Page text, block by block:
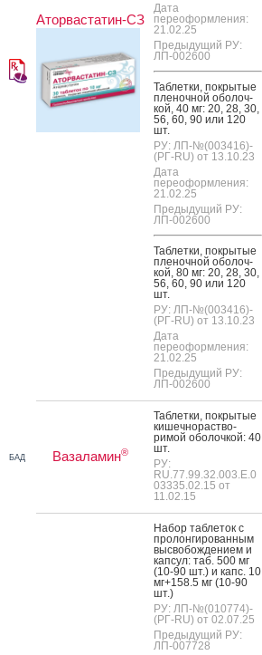
Аторвастатин-СЗ
Дата
переоформления:
21.02.25
Предыдущий РУ:
ЛП-002600
Таб­летки, пок­ры­тые
пле­ноч­ной обо­лоч­
кой, 40 мг: 20, 28, 30,
56, 60, 90 или 120
шт.
РУ: ЛП-№(003416)-
(РГ-RU) от 13.10.23
Дата
переоформления:
21.02.25
Предыдущий РУ:
ЛП-002600
Таб­летки, пок­ры­тые
пле­ноч­ной обо­лоч­
кой, 80 мг: 20, 28, 30,
56, 60, 90 или 120
шт.
РУ: ЛП-№(003416)-
(РГ-RU) от 13.10.23
Дата
переоформления:
21.02.25
Предыдущий РУ:
ЛП-002600
БАД Вазаламин®
Таб­летки, пок­ры­тые
ки­шеч­но­рас­тво­
римой обо­лоч­кой: 40
шт.
РУ:
RU.77.99.32.003.Е.0
03335.02.15 от
11.02.15
На­бор таб­ле­ток с
про­лон­ги­рован­ным
выс­во­бож­де­ни­ем и
кап­сул: таб. 500 мг
(10-90 шт.) и капс. 10
мг+158.5 мг (10-90
шт.)
РУ: ЛП-№(010774)-
(РГ-RU) от 02.07.25
Предыдущий РУ:
ЛП-007728